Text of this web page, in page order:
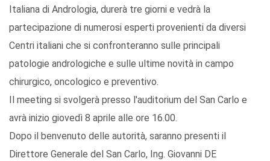
Italiana di Andrologia, durerà tre giorni e vedrà la
partecipazione di numerosi esperti provenienti da diversi
Centri italiani che si confronteranno sulle principali
patologie andrologiche e sulle ultime novità in campo
chirurgico, oncologico e preventivo.
Il meeting si svolgerà presso l'auditorium del San Carlo e
avrà inizio giovedì 8 aprile alle ore 16.00.
Dopo il benvenuto delle autorità, saranno presenti il
Direttore Generale del San Carlo, Ing. Giovanni DE